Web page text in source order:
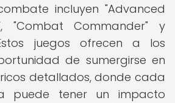
incluyen "Advanced
"Combat Commander" y
juegos ofrecen a los
de sumergirse en
detallados, donde cada
puede tener un impacto